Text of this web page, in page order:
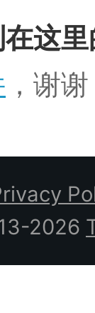
这
，谢
2026